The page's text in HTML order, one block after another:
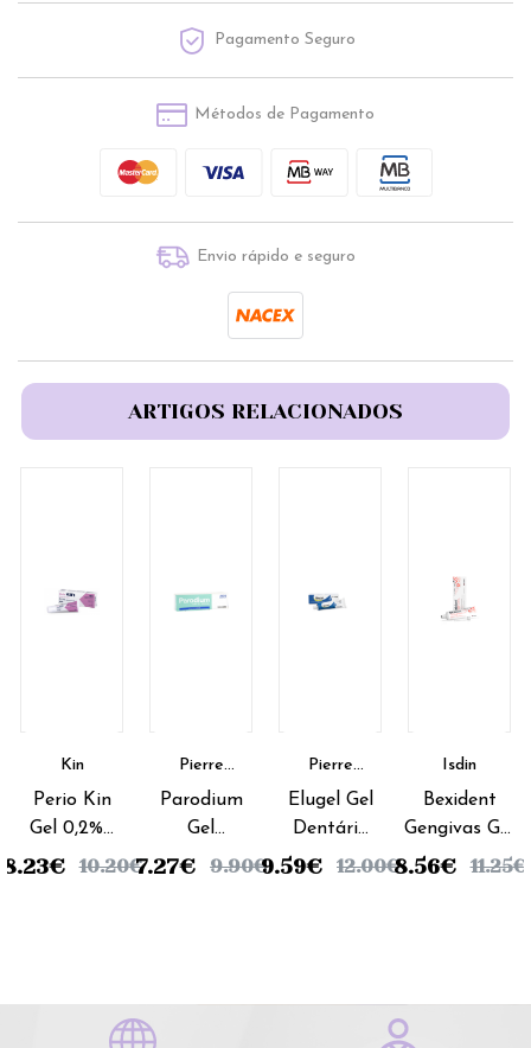
Pagamento Seguro
Métodos de Pagamento
Envio rápido e seguro
ARTIGOS RELACIONADOS
Kin
Perio Kin
Gel 0,2% -
30ml
8.23€ 10.20€
Pierre
Fabre
Parodium
Gel
Gengival -
7.27€ 9.90€
Pierre
Fabre
Elugel Gel
Dentário
- 40ml
9.59€ 12.00€
Isdin
Bexident
Gengivas Gel
Gengival
8.56€ 11.25€